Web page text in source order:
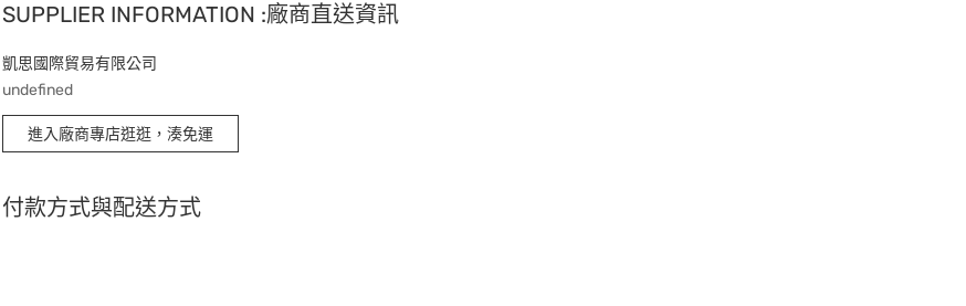
SUPPLIER INFORMATION :廠商直送資訊
凱思國際貿易有限公司
undefined
進入廠商專店逛逛，湊免運
付款方式與配送方式